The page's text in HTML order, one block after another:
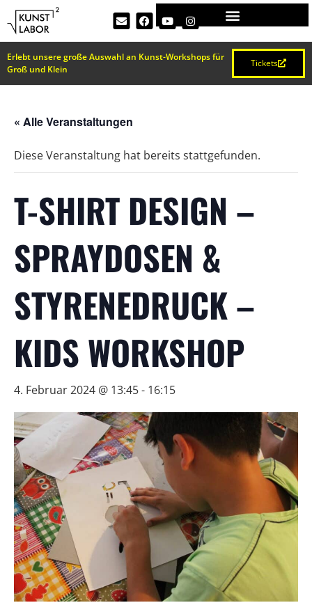
Erlebt unsere große Auswahl an Kunst-Workshops für
Groß und Klein
Tickets
« Alle Veranstaltungen
Diese Veranstaltung hat bereits stattgefunden.
T-SHIRT DESIGN –
SPRAYDOSEN &
STYRENEDRUCK –
KIDS WORKSHOP
4. Februar 2024 @ 13:45- 16:15